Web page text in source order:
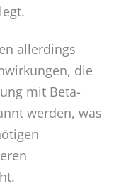
allerdings
die
mit Beta-
werden, was